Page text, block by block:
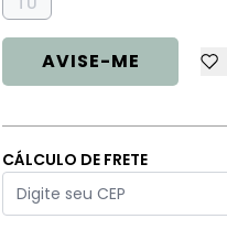
AVISE-ME
CÁLCULO DE FRETE